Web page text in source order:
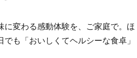
に変わる感動体験を、ご家庭で。ほ
も「おいしくてヘルシーな食卓」